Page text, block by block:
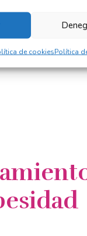
de cookiesPolítica